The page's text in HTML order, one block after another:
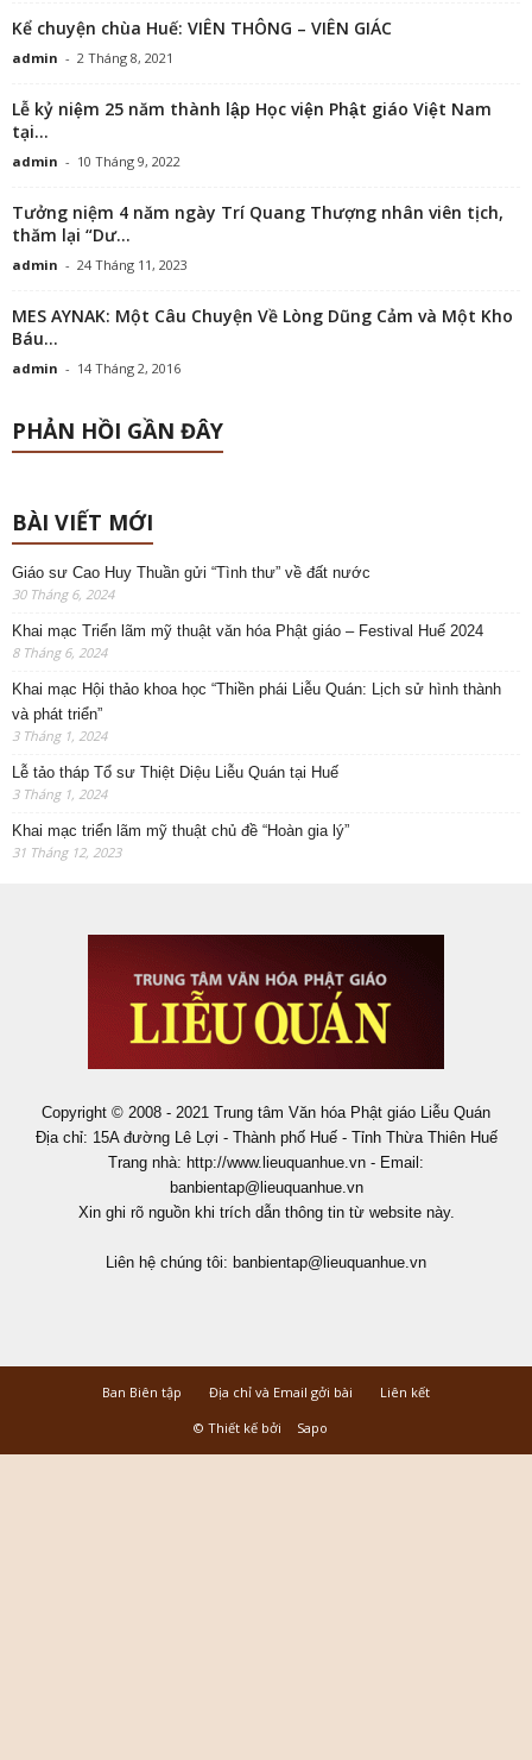
Kể chuyện chùa Huế: VIÊN THÔNG – VIÊN GIÁC
admin - 2 Tháng 8, 2021
Lễ kỷ niệm 25 năm thành lập Học viện Phật giáo Việt Nam
tại...
admin - 10 Tháng 9, 2022
Tưởng niệm 4 năm ngày Trí Quang Thượng nhân viên tịch,
thăm lại “Dư...
admin - 24 Tháng 11, 2023
MES AYNAK: Một Câu Chuyện Về Lòng Dũng Cảm và Một Kho
Báu...
admin - 14 Tháng 2, 2016
PHẢN HỒI GẦN ĐÂY
BÀI VIẾT MỚI
Giáo sư Cao Huy Thuần gửi “Tình thư” về đất nước
30 Tháng 6, 2024
Khai mạc Triển lãm mỹ thuật văn hóa Phật giáo – Festival Huế 2024
8 Tháng 6, 2024
Khai mạc Hội thảo khoa học “Thiền phái Liễu Quán: Lịch sử hình thành
và phát triển”
3 Tháng 1, 2024
Lễ tảo tháp Tổ sư Thiệt Diệu Liễu Quán tại Huế
3 Tháng 1, 2024
Khai mạc triển lãm mỹ thuật chủ đề “Hoàn gia lý”
31 Tháng 12, 2023
Copyright © 2008 - 2021 Trung tâm Văn hóa Phật giáo Liễu Quán
Địa chỉ: 15A đường Lê Lợi - Thành phố Huế - Tỉnh Thừa Thiên Huế
Trang nhà: http://www.lieuquanhue.vn - Email:
banbientap@lieuquanhue.vn
Xin ghi rõ nguồn khi trích dẫn thông tin từ website này.
Liên hệ chúng tôi: banbientap@lieuquanhue.vn
Ban Biên tập Địa chỉ và Email gởi bài
Liên kết
© Thiết kế bởi
Sapo